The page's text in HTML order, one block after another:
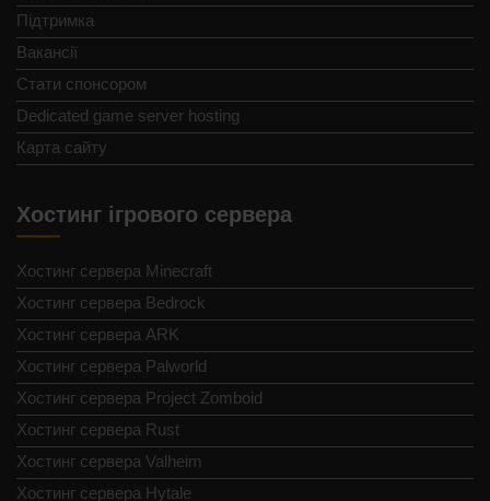
Підтримка
Вакансії
Стати спонсором
Dedicated game server hosting
Карта сайту
Хостинг ігрового сервера
Хостинг сервера Minecraft
Хостинг сервера Bedrock
Хостинг сервера ARK
Хостинг сервера Palworld
Хостинг сервера Project Zomboid
Хостинг сервера Rust
Хостинг сервера Valheim
Хостинг сервера Hytale